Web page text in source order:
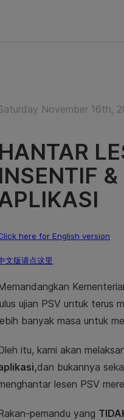
November 16th,
HANTAR
INSENTIF
here for English version
文版请点这里
ujian PSV untuk terus
banyak masa untuk
itu, kami akan
dan bukannya
lesen PSV
pemandu yang